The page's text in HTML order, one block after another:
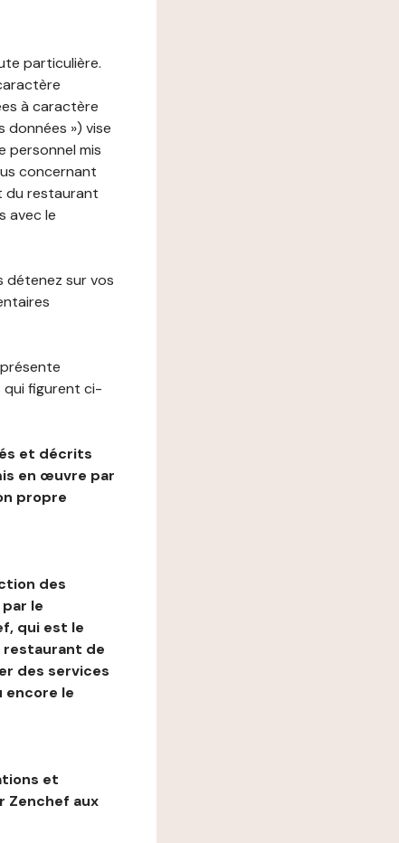
particulière.
à caractère
») vise
personnel mis
concernant
du restaurant
avec le
détenez sur vos
qui figurent ci-
et décrits
en œuvre par
propre
des
le
qui est le
de
des services
encore le
et
Zenchef aux